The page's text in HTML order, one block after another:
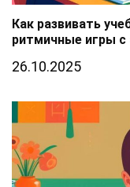
Как развивать
ритмичные игры
26.10.2025